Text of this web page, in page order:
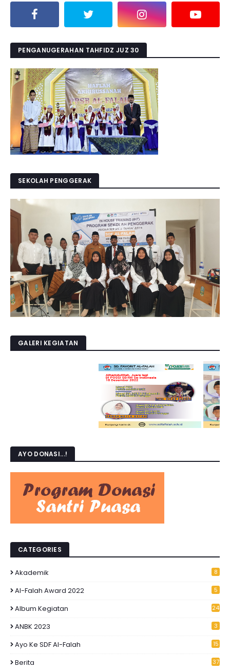
PENGANUGERAHAN TAHFIDZ JUZ 30
SEKOLAH PENGGERAK
GALERI KEGIATAN
AYO DONASI...!
CATEGORIES
Akademik 8
Al-Falah Award 2022 5
Album Kegiatan 24
ANBK 2023 3
Ayo Ke SDF Al-Falah 15
Berita 37